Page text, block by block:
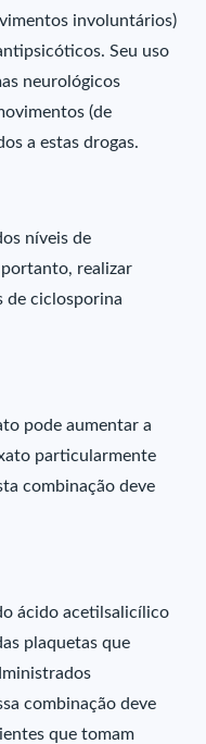
involuntários)
Seu uso
neurológicos
(de
a estas drogas.
níveis de
realizar
de ciclosporina
pode aumentar a
particularmente
combinação deve
ácido acetilsalicílico
plaquetas que
combinação deve
que tomam